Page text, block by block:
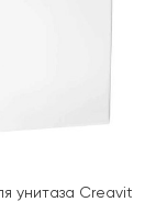
унитаза Creavit